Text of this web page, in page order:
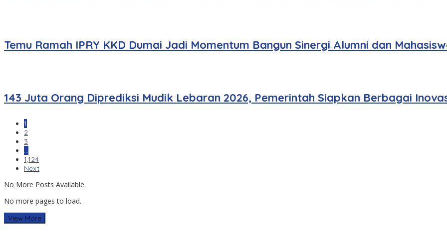
Temu Ramah IPRY KKD Dumai Jadi Momentum Bangun Sinergi Alumni dan
143 Juta Orang Diprediksi Mudik Lebaran 2026, Pemerintah Siapkan Berbagai
1
2
3
…
1,124
Next
No More Posts Available.
No more pages to load.
View More